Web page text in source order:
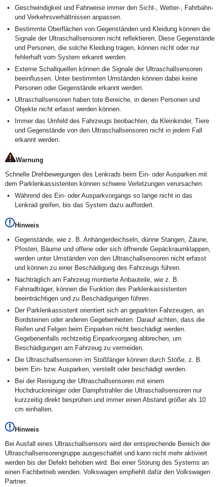
Geschwindigkeit und Fahrweise immer den Sicht-, Wetter-, Fahrbahn-
und Verkehrsverhältnissen anpassen.
Bestimmte Oberflächen von Gegenständen und Kleidung können die
Signale der Ultraschallsensoren nicht reflektieren. Diese Gegenstände
und Personen, die solche Kleidung tragen, können nicht oder nur
fehlerhaft vom System erkannt werden.
Externe Schallquellen können die Signale der Ultraschallsensoren
beeinflussen. Unter bestimmten Umständen können dabei keine
Personen oder Gegenstände erkannt werden.
Ultraschallsensoren haben tote Bereiche, in denen Personen und
Objekte nicht erfasst werden können.
Immer das Umfeld des Fahrzeugs beobachten, da Kleinkinder, Tiere
und Gegenstände von den Ultraschallsensoren nicht in jedem Fall
erkannt werden.
Warnung
Schnelle Drehbewegungen des Lenkrads beim Ein- oder Ausparken mit
dem Parklenkassistenten können schwere Verletzungen verursachen.
Während des Ein- oder Ausparkvorgangs so lange nicht in das
Lenkrad greifen, bis das System dazu auffordert.
Hinweis
Gegenstände, wie z. B. Anhängerdeichseln, dünne Stangen, Zäune,
Pfosten, Bäume und offene oder sich öffnende Gepäckraumklappen,
werden unter Umständen von den Ultraschallsensoren nicht erfasst
und können zu einer Beschädigung des Fahrzeugs führen.
Nachträglich am Fahrzeug montierte Anbauteile, wie z. B.
Fahrradträger, können die Funktion des Parklenkassistenten
beeinträchtigen und zu Beschädigungen führen.
Der Parklenkassistent orientiert sich an geparkten Fahrzeugen, an
Bordsteinen oder anderen Gegebenheiten. Darauf achten, dass die
Reifen und Felgen beim Einparken nicht beschädigt werden.
Gegebenenfalls rechtzeitig Einparkvorgang abbrechen, um
Beschädigungen am Fahrzeug zu vermeiden.
Die Ultraschallsensoren im Stoßfänger können durch Stöße, z. B.
beim Ein- bzw. Ausparken, verstellt oder beschädigt werden.
Bei der Reinigung der Ultraschallsensoren mit einem
Hochdruckreiniger oder Dampfstrahler die Ultraschallsensoren nur
kurzzeitig direkt besprühen und immer einen Abstand größer als 10
cm einhalten.
Hinweis
Bei Ausfall eines Ultraschallsensors wird der entsprechende Bereich der
Ultraschallsensorengruppe ausgeschaltet und kann nicht mehr aktiviert
werden bis der Defekt behoben wird. Bei einer Störung des Systems an
einen Fachbetrieb wenden. Volkswagen empfiehlt dafür den Volkswagen
Partner.